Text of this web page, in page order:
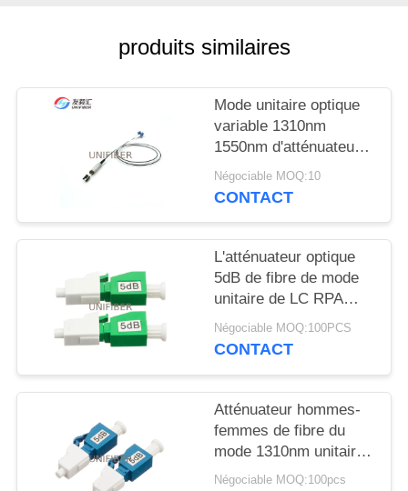
CITATION
PLAN
PRIVACY
POLICY
produits similaires
Mode unitaire optique
variable 1310nm
1550nm d'atténuateur
de fibre de MEMS
Négociable MOQ:10
CONTACT
L'atténuateur optique
5dB de fibre de mode
unitaire de LC RPA
branchent la femelle au
mâle avec l'atténuation
Négociable MOQ:100PCS
CONTACT
Atténuateur hommes-
femmes de fibre du
mode 1310nm unitaire
de LC/UPC
Négociable MOQ:100pcs